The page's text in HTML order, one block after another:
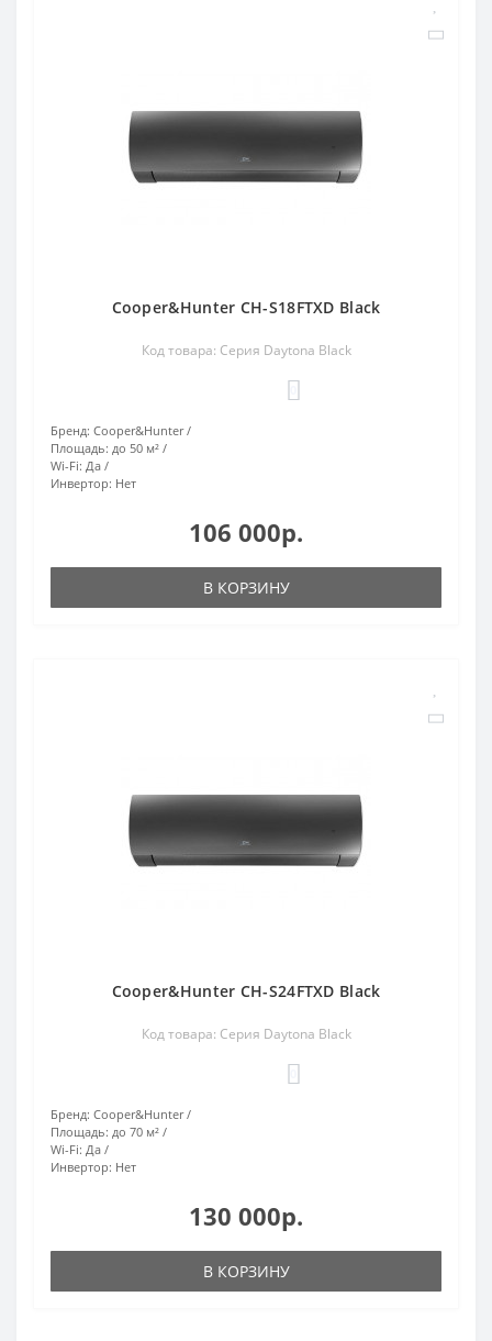
Cooper&Hunter CH-S18FTXD Black
Код товара: Серия Daytona Black
Бренд: Cooper&Hunter
Площадь: до 50 м²
Wi-Fi: Да
Инвертор: Нет
106 000р.
В КОРЗИНУ
Cooper&Hunter CH-S24FTXD Black
Код товара: Серия Daytona Black
Бренд: Cooper&Hunter
Площадь: до 70 м²
Wi-Fi: Да
Инвертор: Нет
130 000р.
В КОРЗИНУ